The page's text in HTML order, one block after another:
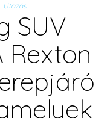
Utazás
SUV
Rexton